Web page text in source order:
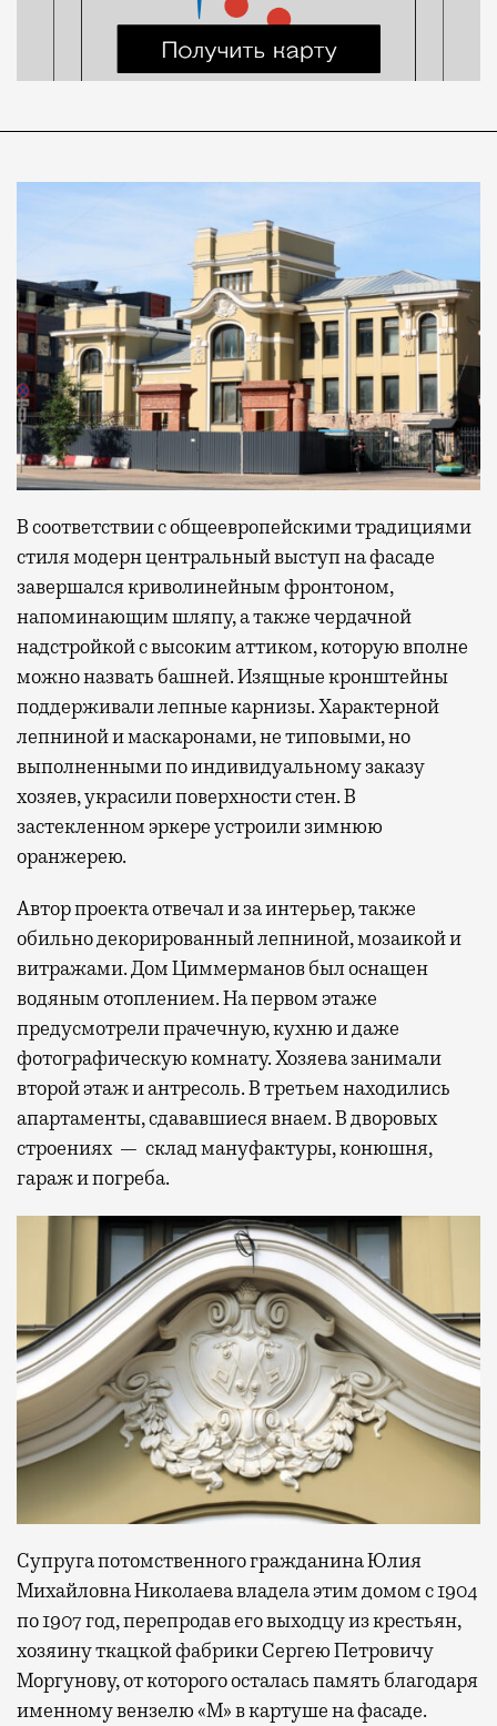
В соответствии с общеевропейскими традициями
стиля модерн центральный выступ на фасаде
завершался криволинейным фронтоном,
напоминающим шляпу, а также чердачной
надстройкой с высоким аттиком, которую вполне
можно назвать башней. Изящные кронштейны
поддерживали лепные карнизы. Характерной
лепниной и маскаронами, не типовыми, но
выполненными по индивидуальному заказу
хозяев, украсили поверхности стен. В
застекленном эркере устроили зимнюю
оранжерею.
Автор проекта отвечал и за интерьер, также
обильно декорированный лепниной, мозаикой и
витражами. Дом Циммерманов был оснащен
водяным отоплением. На первом этаже
предусмотрели прачечную, кухню и даже
фотографическую комнату. Хозяева занимали
второй этаж и антресоль. В третьем находились
апартаменты, сдававшиеся внаем. В дворовых
строениях — склад мануфактуры, конюшня,
гараж и погреба.
Супруга потомственного гражданина Юлия
Михайловна Николаева владела этим домом с 1904
по 1907 год, перепродав его выходцу из крестьян,
хозяину ткацкой фабрики Сергею Петровичу
Моргунову, от которого осталась память благодаря
именному вензелю «М» в картуше на фасаде.